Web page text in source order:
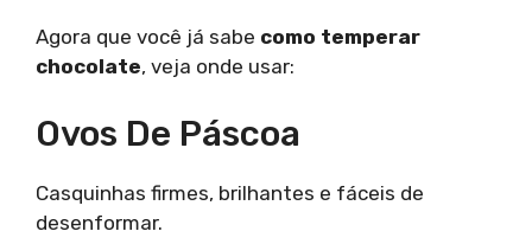
Agora que você já sabe como temperar
chocolate, veja onde usar:
Ovos De Páscoa
Casquinhas firmes, brilhantes e fáceis de
desenformar.